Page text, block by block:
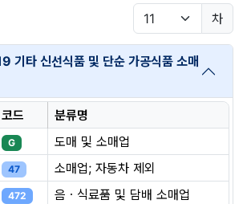
차
기타 신선식품 및 단순 가공식품 소매
코드
분류명
G
도매 및 소매업
47
소매업; 자동차 제외
472
음ㆍ식료품 및 담배 소매업